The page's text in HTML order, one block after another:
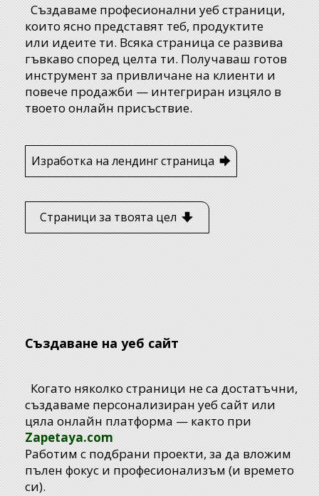
Създаваме професионални уеб страници,
които ясно представят теб, продуктите
или идеите ти. Всяка страница се развива
гъвкаво според целта ти. Получаваш готов
инструмент за привличане на клиенти и
повече продажби — интегриран изцяло в
твоето онлайн присъствие.
Изработка на лендинг страница
Страници за твоята цел
Създаване на уеб сайт
Когато няколко страници не са достатъчни,
създаваме персонализиран уеб сайт или
цяла онлайн платформа — както при
Zapetaya.com
Работим с подбрани проекти, за да вложим
пълен фокус и професионализъм (и времето
си).